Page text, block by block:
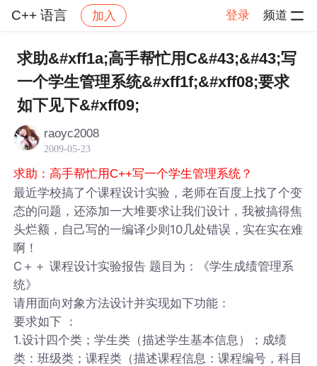
C++ 语言 加入 登录 频道
社区 C++ 语言 帖子详情
求助&#xff1a;高手帮忙用C&#43;&#43;写
一个学生管理系统&#xff1f;&#xff08;要求
如下见下&#xff09;
raoyc2008
2009-05-23
求助：高手帮忙用C++写一个学生管理系统？
最近学校搞了个课程设计实验，老师在百度上找了个变
态的问题，还添加一大堆要求让我们设计，我被搞得焦
头烂额，自己写的一编译少则10几处错误，实在实在难
啊！
C＋＋ 课程设计实验报告 题目为：《学生成绩管理系
统》
请用面向对象方法设计并实现如下功能：
要求如下 ：
1.设计四个类；学生类（描述学生基本信息）；成绩
类：班级类；课程类（描述课程信息：课程编号，科目